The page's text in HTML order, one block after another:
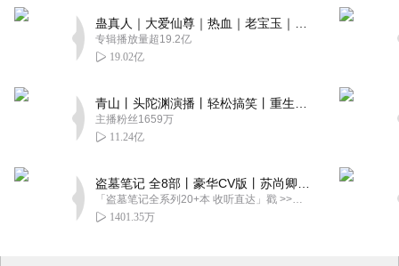
专辑播放量超19.2亿
19.02亿
主播粉丝1659万
11.24亿
「盗墓笔记全系列20+本 收听直达」戳 >>改编自南派三叔同名作品，腾讯音乐娱乐集团出品，冠声文化制作，...
1401.35万